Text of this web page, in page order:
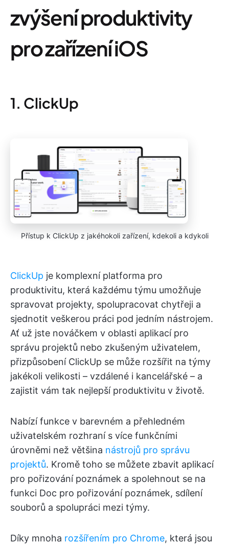
zvýšení produktivity
pro zařízení iOS
1. ClickUp
Přístup k ClickUp z jakéhokoli zařízení, kdekoli a kdykoli
ClickUp je komplexní platforma pro
produktivitu, která každému týmu umožňuje
spravovat projekty, spolupracovat chytřeji a
sjednotit veškerou práci pod jedním nástrojem.
Ať už jste nováčkem v oblasti aplikací pro
správu projektů nebo zkušeným uživatelem,
přizpůsobení ClickUp se může rozšířit na týmy
jakékoli velikosti – vzdálené i kancelářské – a
zajistit vám tak nejlepší produktivitu v životě.
Nabízí funkce v barevném a přehledném
uživatelském rozhraní s více funkčními
úrovněmi než většina nástrojů pro správu
projektů. Kromě toho se můžete zbavit aplikací
pro pořizování poznámek a spolehnout se na
funkci Doc pro pořizování poznámek, sdílení
souborů a spolupráci mezi týmy.
Díky mnoha rozšířením pro Chrome, která jsou